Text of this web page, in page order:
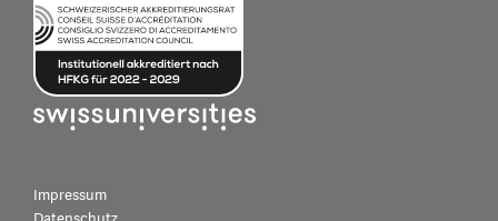
Impressum